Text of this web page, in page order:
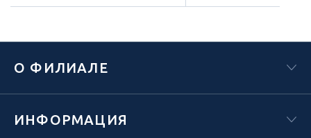
О ФИЛИАЛЕ
ИНФОРМАЦИЯ